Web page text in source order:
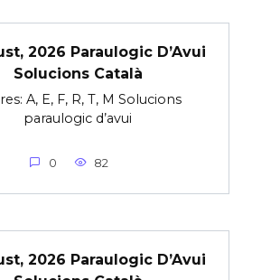
2026 Paraulogic D’Avui
Solucions Català
A, E, F, R, T, M Solucions
paraulogic d’avui
0 82
2026 Paraulogic D’Avui